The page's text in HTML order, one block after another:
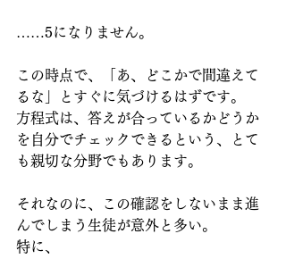
……5になりません。
この時点で、「あ、どこかで間違えて
るな」とすぐに気づけるはずです。
方程式は、答えが合っているかどうか
を自分でチェックできるという、とて
も親切な分野でもあります。
それなのに、この確認をしないまま進
んでしまう生徒が意外と多い。
特に、